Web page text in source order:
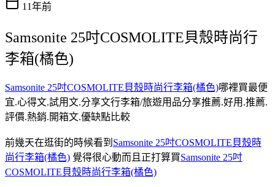
11年前
Samsonite 25吋COSMOLITE貝殼時尚行
李箱(橘色)
Samsonite 25吋COSMOLITE貝殼時尚行李箱(橘色)哪裡買最便
宜.心得文.試用文.分享文行李箱/旅遊用品分享推薦.好用.推薦.
評價.熱銷.開箱文.優缺點比較
前幾天在逛街的時候看到 Samsonite 25吋COSMOLITE貝殼時
尚行李箱(橘色) 覺得很心動而且正打算買Samsonite 25吋
COSMOLITE貝殼時尚行李箱(橘色)